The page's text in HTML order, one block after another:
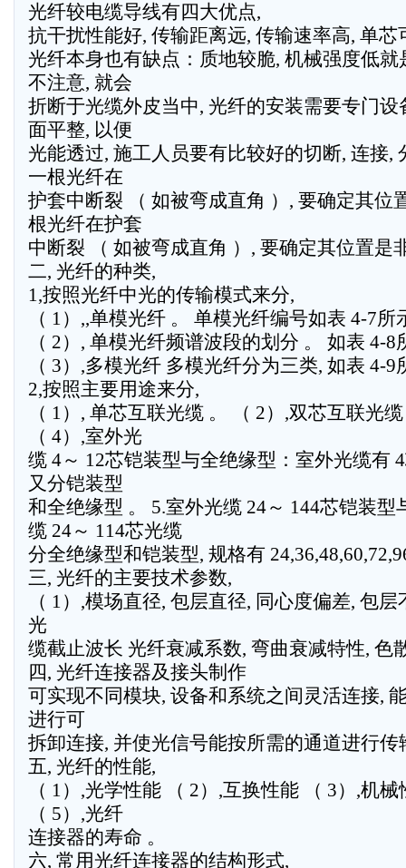
光纤较电缆导线有四大优点,
抗干扰性能好, 传输距离远, 传输速率高, 单芯
光纤本身也有缺点：质地较脆, 机械强度低就
不注意, 就会
折断于光缆外皮当中, 光纤的安装需要专门设
面平整, 以便
光能透过, 施工人员要有比较好的切断, 连接,
一根光纤在
护套中断裂 （ 如被弯成直角 ）, 要确定其位
根光纤在护套
中断裂 （ 如被弯成直角 ）, 要确定其位置是
二, 光纤的种类,
1,按照光纤中光的传输模式来分,
（ 1）,,单模光纤 。 单模光纤编号如表 4-7
（ 2）, 单模光纤频谱波段的划分 。 如表 4-
（ 3）,多模光纤 多模光纤分为三类, 如表 4-
2,按照主要用途来分,
（ 1）, 单芯互联光缆 。 （ 2）,双芯互联光
（ 4）,室外光
缆 4～ 12芯铠装型与全绝缘型：室外光缆有
又分铠装型
和全绝缘型 。 5.室外光缆 24～ 144芯铠装
缆 24～ 114芯光缆
分全绝缘型和铠装型, 规格有
三, 光纤的主要技术参数,
（ 1）,模场直径, 包层直径, 同心度偏差, 包
光
缆截止波长 光纤衰减系数, 弯曲衰减特性, 色
四, 光纤连接器及接头制作
可实现不同模块, 设备和系统之间灵活连接,
进行可
拆卸连接, 并使光信号能按所需的通道进行传
五, 光纤的性能,
（ 1）,光学性能 （ 2）,互换性能 （ 3）,机
（ 5）,光纤
连接器的寿命 。
六, 常用光纤连接器的结构形式,